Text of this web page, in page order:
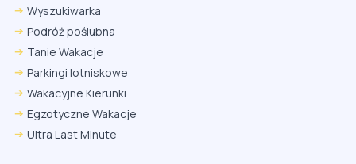
Wyszukiwarka
Podróż poślubna
Tanie Wakacje
Parkingi lotniskowe
Wakacyjne Kierunki
Egzotyczne Wakacje
Ultra Last Minute